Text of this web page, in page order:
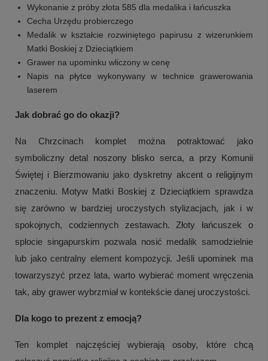
Wykonanie z próby złota 585 dla medalika i łańcuszka
Cecha Urzędu probierczego
Medalik w kształcie rozwiniętego papirusu z wizerunkiem
Matki Boskiej z Dzieciątkiem
Grawer na upominku wliczony w cenę
Napis na płytce wykonywany w technice grawerowania
laserem
Jak dobrać go do okazji?
Na Chrzcinach komplet można potraktować jako
symboliczny detal noszony blisko serca, a przy Komunii
Świętej i Bierzmowaniu jako dyskretny akcent o religijnym
znaczeniu. Motyw Matki Boskiej z Dzieciątkiem sprawdza
się zarówno w bardziej uroczystych stylizacjach, jak i w
spokojnych, codziennych zestawach. Złoty łańcuszek o
splocie singapurskim pozwala nosić medalik samodzielnie
lub jako centralny element kompozycji. Jeśli upominek ma
towarzyszyć przez lata, warto wybierać moment wręczenia
tak, aby grawer wybrzmiał w kontekście danej uroczystości.
Dla kogo to prezent z emocją?
Ten komplet najczęściej wybierają osoby, które chcą